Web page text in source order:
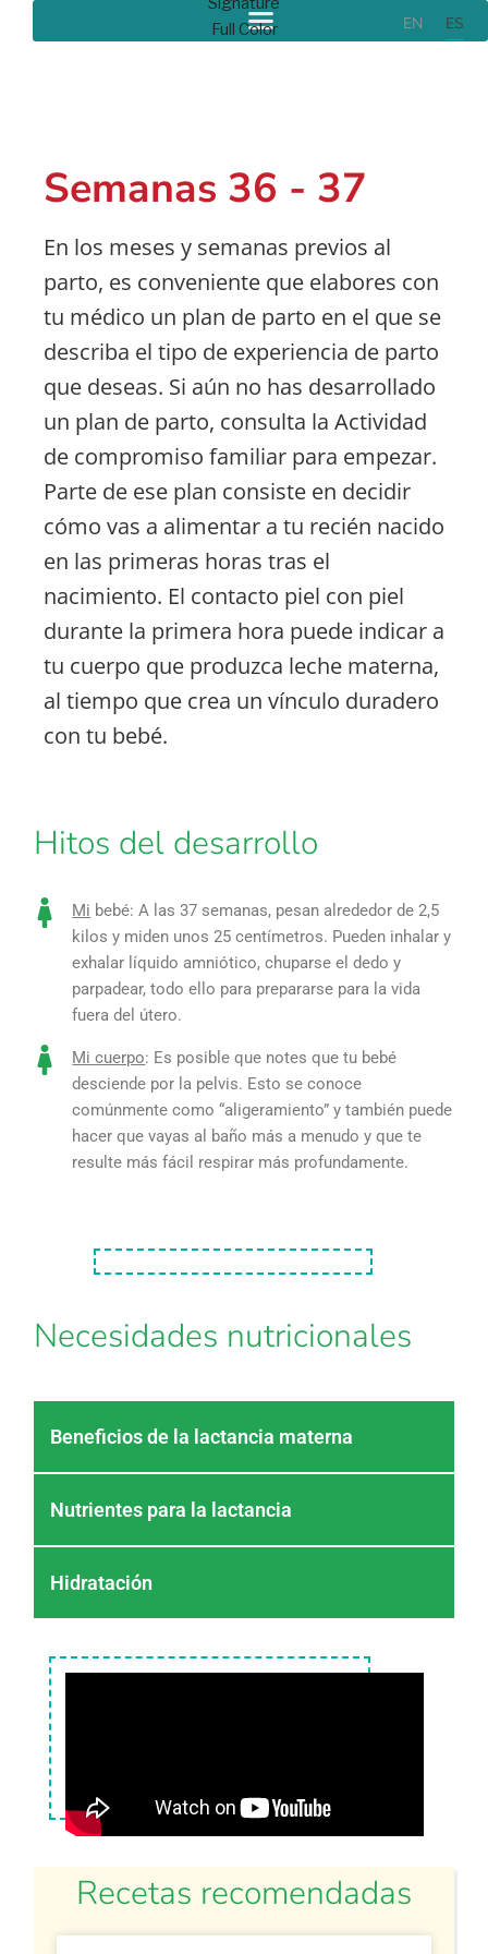
EN ES
Atención
Prenatal
Semanas 36 - 37
En los meses y semanas previos al
parto, es conveniente que elabores con
tu médico un plan de parto en el que se
describa el tipo de experiencia de parto
que deseas. Si aún no has desarrollado
un plan de parto, consulta la Actividad
de compromiso familiar para empezar.
Parte de ese plan consiste en decidir
cómo vas a alimentar a tu recién nacido
en las primeras horas tras el
nacimiento. El contacto piel con piel
durante la primera hora puede indicar a
tu cuerpo que produzca leche materna,
al tiempo que crea un vínculo duradero
con tu bebé.
Hitos del desarrollo
Mi bebé: A las 37 semanas, pesan alrededor de 2,5
kilos y miden unos 25 centímetros. Pueden inhalar y
exhalar líquido amniótico, chuparse el dedo y
parpadear, todo ello para prepararse para la vida
fuera del útero.
Mi cuerpo: Es posible que notes que tu bebé
desciende por la pelvis. Esto se conoce
comúnmente como “aligeramiento” y también puede
hacer que vayas al baño más a menudo y que te
resulte más fácil respirar más profundamente.
Necesidades nutricionales
Beneficios de la lactancia materna
Nutrientes para la lactancia
Hidratación
Recetas recomendadas